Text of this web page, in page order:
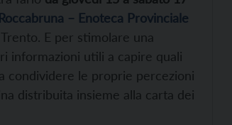
– Enoteca Provinciale
Trento. E per stimolare una
informazioni utili a capire quali
condividere le proprie percezioni
distribuita insieme alla carta dei